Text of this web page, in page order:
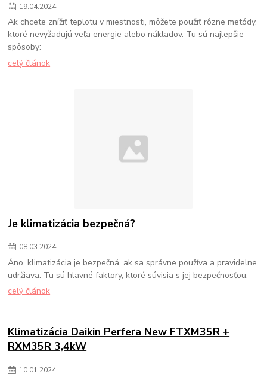
19.04.2024
Ak chcete znížiť teplotu v miestnosti, môžete použiť rôzne metódy,
ktoré nevyžadujú veľa energie alebo nákladov. Tu sú najlepšie
spôsoby:
celý článok
Je klimatizácia bezpečná?
08.03.2024
Áno, klimatizácia je bezpečná, ak sa správne používa a pravidelne
udržiava. Tu sú hlavné faktory, ktoré súvisia s jej bezpečnosťou:
celý článok
Klimatizácia Daikin Perfera New FTXM35R +
RXM35R 3,4kW
10.01.2024